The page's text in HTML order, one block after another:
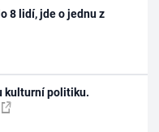
8 lidí, jde o jednu z
kulturní politiku.